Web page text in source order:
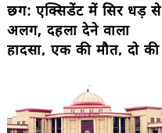
छग: एक्सिडेंट में सिर धड़ से
अलग, दहला देने वाला
हादसा, एक की मौत, दो की